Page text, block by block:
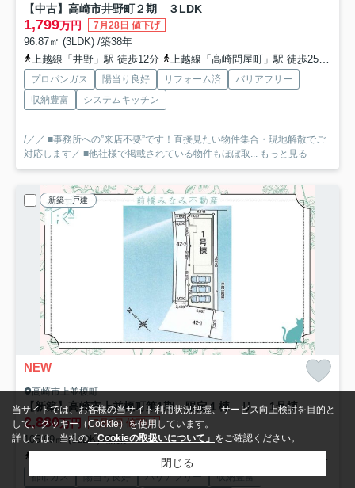
【中古】高崎市井野町２期 ３LDK
1,799万円 7月28日 値下げ
96.87㎡ (3LDK) /築38年
上越線「井野」駅 徒歩12分
上越線「高崎問屋町」駅 徒歩25分
プロパンガス 陽当り良好 リフォーム済
バリアフリー
収納豊富
システムキッチン
/／／ ■事務所への”来店不要”です！直接見たい物件集合・現地解散でご
対応します／ ■他社様で掲載されている物件もほぼ取... もっと見る
新築一戸建
NEW
高崎市上並榎町
【新築】高崎市上並榎町第1期 限定１棟 リナージュ 新築建売 1号棟
2,880万円 7月3日 値下げ
105.99㎡ (3LDK) /新築
信越本線「北高崎」駅 徒歩22分
都市ガス 陽当り良好 バリアフリー 収納豊富
当サイトでは、お客様の当サイト利用状況把握、サービス向上検討を目的と
して、クッキー（Cookie）を使用しています。
詳しくは、当社の「Cookieの取扱いについて」 をご確認ください。
閉じる